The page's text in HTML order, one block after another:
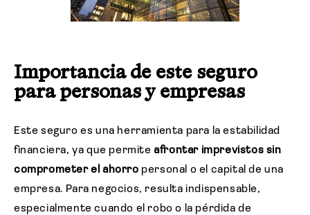
Importancia de este seguro
para personas y empresas
Este seguro es una herramienta para la estabilidad
financiera, ya que permiteafrontar imprevistos sin
comprometer el ahorro personal o el capital de una
empresa. Para negocios, resulta indispensable,
especialmente cuando el robo o la pérdida de